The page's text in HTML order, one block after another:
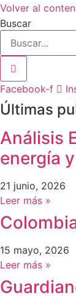
Volver al
Buscar
Facebook-f
Últimas
Análisis
energía
21 junio, 2026
Leer más »
15 mayo, 2026
Leer más »